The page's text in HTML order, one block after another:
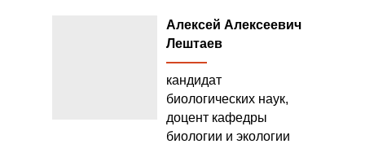
Алексей Алексеевич
Лештаев
кандидат
биологических наук,
доцент кафедры
биологии и экологии